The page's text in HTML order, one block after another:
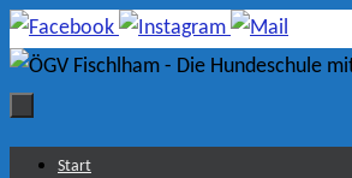
Zum
Inhalt
Zum
Start